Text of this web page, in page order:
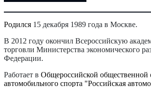
Родился 15 декабря 1989 года в Москве.
В 2012 году окончил Всероссийскую
торговли Министерства экономического
Федерации.
Работает в Общероссийской общественной
автомобильного спорта "Российская